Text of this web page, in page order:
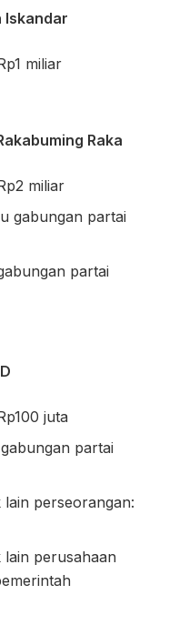
Iskandar
miliar
Raka
miliar
gabungan partai
partai
juta
partai
perseorangan:
perusahaan